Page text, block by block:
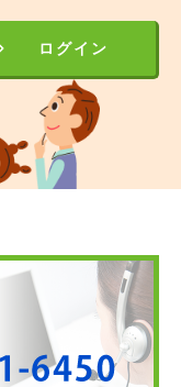
ログイン